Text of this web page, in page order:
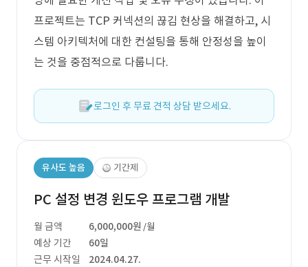
프로젝트는 TCP 커넥션의 끊김 현상을 해결하고, 시
스템 아키텍처에 대한 컨설팅을 통해 안정성을 높이
는 것을 중점적으로 다룹니다.
로그인 후 무료 견적 상담 받으세요.
유사도 높음 기간제
PC 설정 변경 윈도우 프로그램 개발
월 금액 6,000,000원 /월
예상 기간
60일
근무 시작일
2024.04.27.